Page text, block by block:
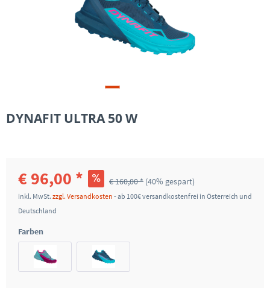
DYNAFIT ULTRA 50 W
€ 96,00 * € 160,00 * (40% gespart)
inkl. MwSt. zzgl. Versandkosten - ab 100€ versandkostenfrei in Österreich und
Deutschland
Farben